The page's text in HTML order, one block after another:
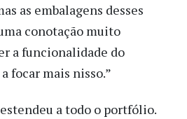
as embalagens desses
conotação muito
a funcionalidade do
focar mais nisso.”
a todo o portfólio.